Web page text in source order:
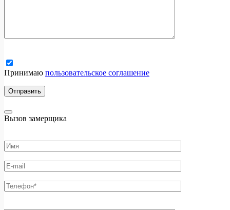
Принимаю пользовательское соглашение
Вызов замерщика